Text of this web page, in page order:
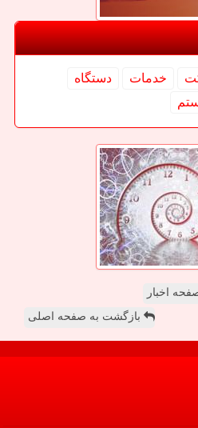
خدمات
دستگاه
اخبار
بازگشت به صفحه اصلی